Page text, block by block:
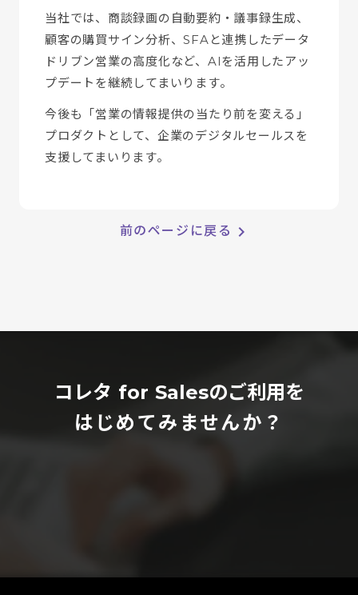
当社では、商談録画の自動要約・議事録生成、
顧客の購買サイン分析、SFAと連携したデータ
ドリブン営業の高度化など、AIを活用したアッ
プデートを継続してまいります。
今後も「営業の情報提供の当たり前を変える」
プロダクトとして、企業のデジタルセールスを
支援してまいります。
前のページに戻る keyboard_arrow_right
コレタ for Salesのご利用を
はじめてみませんか？